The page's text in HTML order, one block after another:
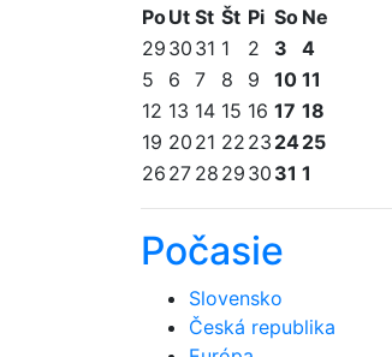
PoUt St Št Pi So Ne
29 30 31 1 2 3
4
5
6 7 8 9 10 11
12 13 14 15 16 17 18
19 20 21 22 23 2425
26 27 28 29 30 31 1
Počasie
Slovensko
Česká republika